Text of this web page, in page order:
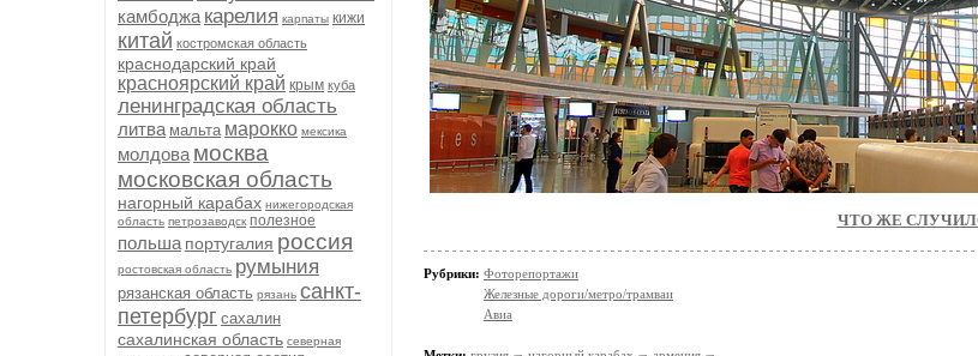
камбоджа карелия карпаты кижи
китай костромская область
краснодарский край
красноярский край крым куба
ленинградская область
литва мальта марокко мексика
молдова москва
московская область
нагорный карабах нижегородская
область петрозаводск полезное
польша португалия россия
ростовская область румыния
рязанская область рязань санкт-
петербург сахалин
сахалинская область северная
ЧТО ЖЕ
Рубрики: Фоторепортажи
Железные дороги/метро/трамваи
Авиа